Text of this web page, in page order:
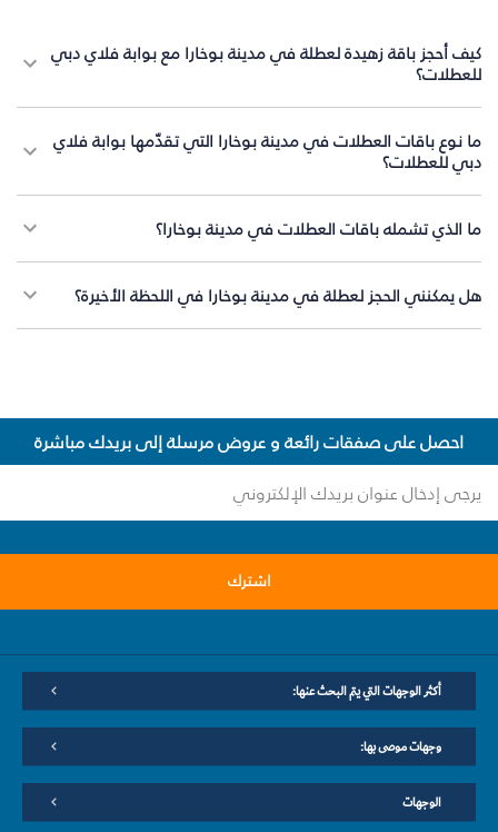
كيف أحجز باقة زهيدة لعطلة في مدينة بوخارا مع بوابة فلاي دبي
للعطلات؟
ما نوع باقات العطلات في مدينة بوخارا التي تقدّمها بوابة فلاي
دبي للعطلات؟
ما الذي تشمله باقات العطلات في مدينة بوخارا؟
هل يمكنني الحجز لعطلة في مدينة بوخارا في اللحظة الأخيرة؟
احصل على صفقات رائعة و عروض مرسلة إلى بريدك مباشرة
اشترك
أكثر الوجهات التي يتم البحث عنها:
وجهات موصى بها:
الوجهات